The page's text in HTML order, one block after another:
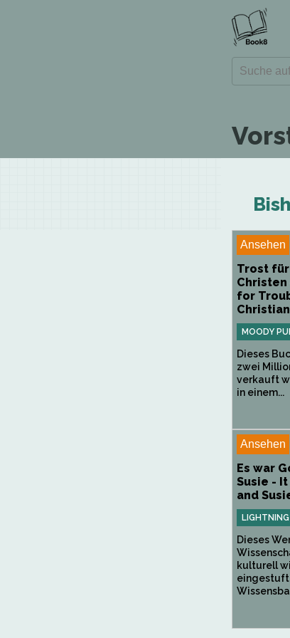
Ansehen
Trost
for
MOODY
Dieses
zwei
verkauft
in einem...
Ansehen
Es war
Susie - It
and
Dieses
kulturell
eingestuft